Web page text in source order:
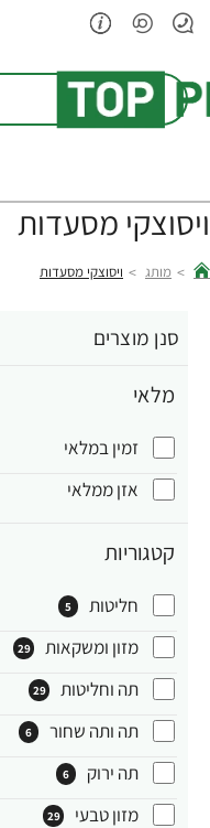
מחפש
ויסוצקי מסעדות
מותג ויסוצקי מסעדות
סנן מוצרים
מלאי
זמין במלאי
אזן ממלאי
קטגוריות
חליטות 5
מזון ומשקאות 29
תה וחליטות 29
תה ותה שחור 6
תה ירוק 6
מזון טבעי 29